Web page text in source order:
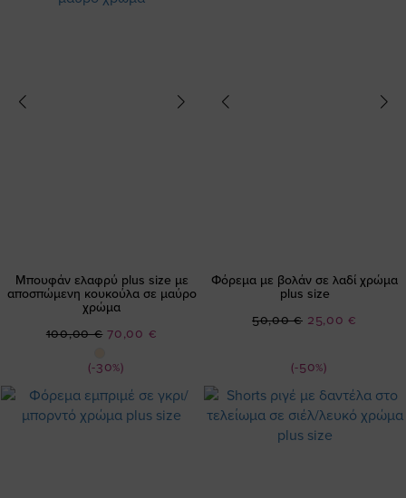
Μπουφάν ελαφρύ plus size με
αποσπώμενη κουκούλα σε μαύρο
χρώμα
(-30%)
Ειδική
70,00 €
100,00 €
Φόρεμα με βολάν σε λαδί χρώμα
plus size
(-50%)
Ειδική
25,00 €
50,00 €